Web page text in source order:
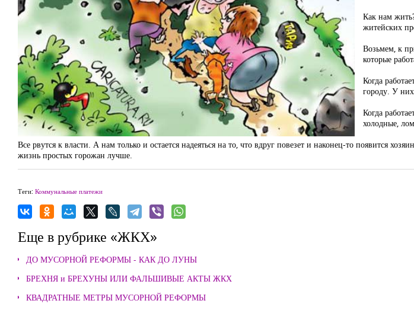
Как нам
житейских
Возьмем, к
которые
Когда
городу. У
Когда
холодные,
Все рвутся к власти. А нам только и остается надеяться на то, что вдруг повезет и наконец-то появится
жизнь простых горожан лучше.
Теги: Коммунальные платежи
Еще в рубрике «ЖКХ»
ДО МУСОРНОЙ РЕФОРМЫ - КАК ДО ЛУНЫ
БРЕХНЯ и БРЕХУНЫ ИЛИ ФАЛЬШИВЫЕ АКТЫ ЖКХ
КВАДРАТНЫЕ МЕТРЫ МУСОРНОЙ РЕФОРМЫ